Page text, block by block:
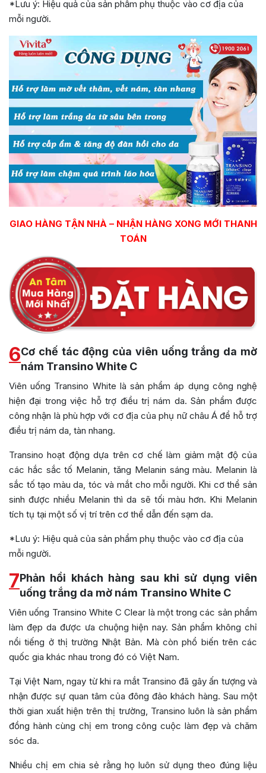
*Lưu ý: Hiệu quả của sản phẩm phụ thuộc vào cơ địa của
mỗi người.
GIAO HÀNG TẬN NHÀ – NHẬN HÀNG XONG MỚI THANH
TOÁN
6Cơ chế tác động của viên uống trắng da mờ
nám Transino White C
Viên uống Transino White là sản phẩm áp dụng công nghệ
hiện đại trong việc hỗ trợ điều trị nám da. Sản phẩm được
công nhận là phù hợp với cơ địa của phụ nữ châu Á để hỗ trợ
điều trị nám da, tàn nhang.
Transino hoạt động dựa trên cơ chế làm giảm mật độ của
các hắc sắc tố Melanin, tăng Melanin sáng màu. Melanin là
sắc tố tạo màu da, tóc và mắt cho mỗi người. Khi cơ thể sản
sinh được nhiều Melanin thì da sẽ tối màu hơn. Khi Melanin
tích tụ tại một số vị trí trên cơ thể dẫn đến sạm da.
*Lưu ý: Hiệu quả của sản phẩm phụ thuộc vào cơ địa của
mỗi người.
7Phản hồi khách hàng sau khi sử dụng viên
uống trắng da mờ nám Transino White C
Viên uống Transino White C Clear là một trong các sản phẩm
làm đẹp da được ưa chuộng hiện nay. Sản phẩm không chỉ
nổi tiếng ở thị trường Nhật Bản. Mà còn phổ biến trên các
quốc gia khác nhau trong đó có Việt Nam.
Tại Việt Nam, ngay từ khi ra mắt Transino đã gây ấn tượng và
nhận được sự quan tâm của đông đảo khách hàng. Sau một
thời gian xuất hiện trên thị trường, Transino luôn là sản phẩm
đồng hành cùng chị em trong công cuộc làm đẹp và chăm
sóc da.
Nhiều chị em chia sẻ rằng họ luôn sử dụng theo đúng liệu